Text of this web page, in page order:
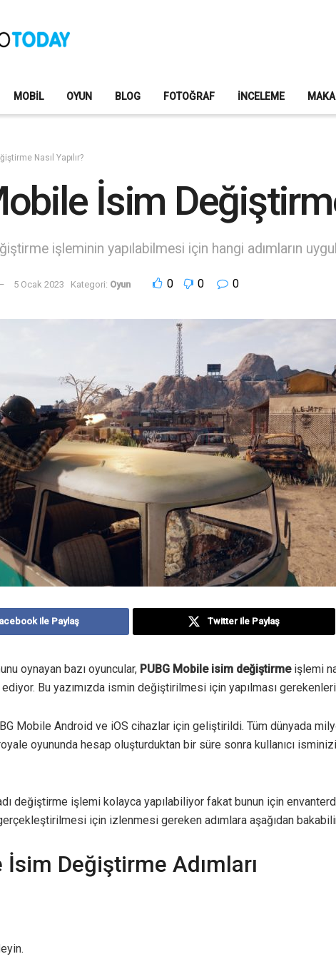
MOBIL OYUN BLOG FOTOĞRAF İNCELEME
Nasıl Yapılır?
İsim
işleminin yapılabilmesi için hangi adımların
5 Ocak 2023 Kategori: Oyun 0 0 0
ile Paylaş Twitter ile Paylaş
oynayan bazı oyuncular, PUBG Mobile isim değiştirmeişlemi
Bu yazımızda ismin değiştirilmesi için yapılması gerekenleri
Mobile Android ve iOS cihazlar için geliştirildi. Tüm dünyada
oyununda hesap oluşturduktan bir süre sonra kullanıcı
adı değiştirme işlemi kolayca yapılabiliyor fakat bunun için
için izlenmesi gereken adımlara aşağıdan
İsim Değiştirme Adımları